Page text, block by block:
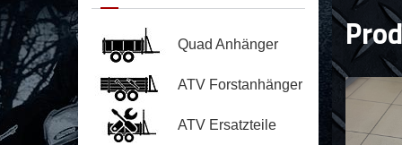
Quad Anhänger
ATV Forstanhänger
ATV Ersatzteile